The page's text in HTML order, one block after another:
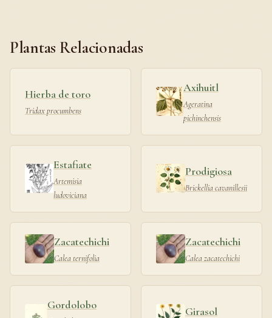
Plantas Relacionadas
Hierba de toro
Tridax procumbens
Axihuitl
Ageratina
pichinchensis
Estafiate
Artemisia
ludoviciana
Prodigiosa
Brickellia cavanillesii
Zacatechichi
Calea ternifolia
Zacatechichi
Calea zacatechichi
Gordolobo
Girasol